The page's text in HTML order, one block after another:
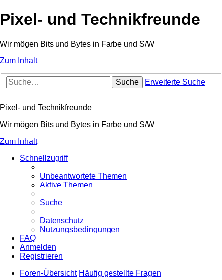
Pixel- und Technikfreunde
Wir mögen Bits und Bytes in Farbe und S/W
Zum Inhalt
Suche Erweiterte Suche
Pixel- und Technikfreunde
Wir mögen Bits und Bytes in Farbe und S/W
Zum Inhalt
Schnellzugriff
Unbeantwortete Themen
Aktive Themen
Suche
Datenschutz
Nutzungsbedingungen
FAQ
Anmelden
Registrieren
Foren-Übersicht Häufig gestellte Fragen